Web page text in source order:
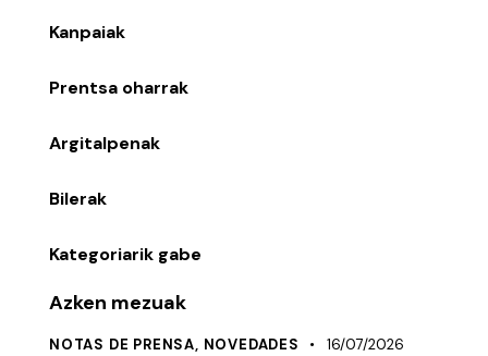
Kanpaiak
Prentsa oharrak
Argitalpenak
Bilerak
Kategoriarik gabe
Azken mezuak
NOTAS DE PRENSA, NOVEDADES 16/07/2026